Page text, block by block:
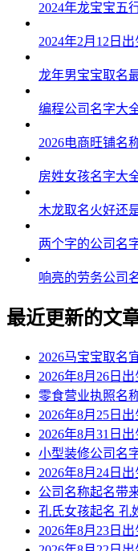
2024年龙宝宝五
2024年2月12日
龙年男宝宝取名
编程公司名字大
2026电商旺铺名
房姓女孩名字大
木龙取名火好还
两个字的公司名
响亮的劳务公司
最近更新的文
2026马宝宝取名
2026年8月26日
零食营业执照名
2026年8月25日
2026年8月31日
小型装修公司名
2026年8月24日
公司名称起名带
孔氏女孩起名 孔
2026年8月23日